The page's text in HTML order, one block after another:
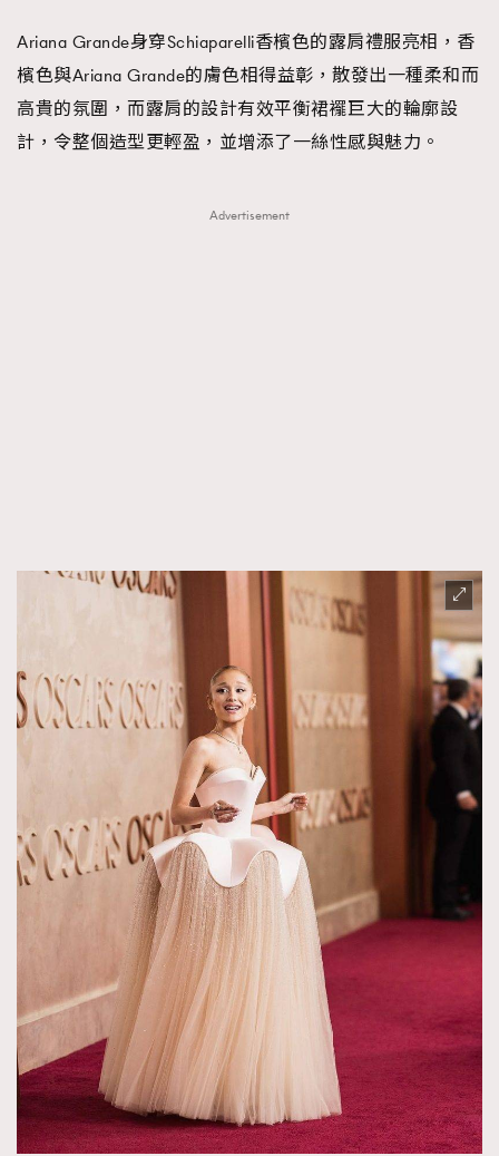
AFrenchMind
DressLikeAParisienne
FashionWeek FigaroAesthetic
Ariana Grande身穿Schiaparelli香檳色的露肩禮服亮相，香
檳色與Ariana Grande的膚色相得益彰，散發出一種柔和而
高貴的氛圍，而露肩的設計有效平衡裙襬巨大的輪廓設
計，令整個造型更輕盈，並增添了一絲性感與魅力。
Advertisement